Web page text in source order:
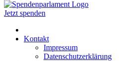
Jetzt spenden
Kontakt
Impressum
Datenschutzerklärung